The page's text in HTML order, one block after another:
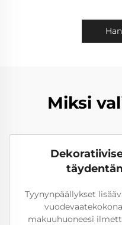
Miksi
Tyynynpäällykset
makuuhuoneesi